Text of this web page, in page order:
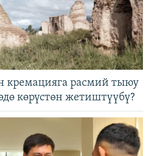
кремацияга расмий тыюу
көрүстөн жетиштүүбү?